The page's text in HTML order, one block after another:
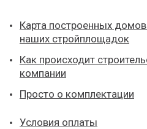
Карта построенных
наших стройплощадок
Как происходит
компании
Просто о комплектации
Условия оплаты